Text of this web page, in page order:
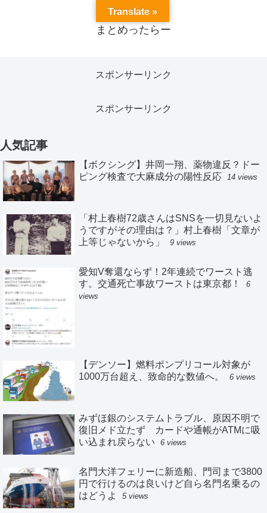
まとめったらー
スポンサーリンク
スポンサーリンク
人気記事
【ボクシング】井岡一翔、薬物違反？ドー
ピング検査で大麻成分の陽性反応
14 views
「村上春樹72歳さんはSNSを一切見ないよ
うですがその理由は？」村上春樹「文章が
上等じゃないから」
9 views
愛知V奪還ならず！2年連続でワースト逃
す。交通死亡事故ワーストは東京都！
6
views
【デンソー】燃料ポンプリコール対象が
1000万台超え、致命的な数値へ。
6 views
みずほ銀のシステムトラブル、原因不明で
復旧メド立たず カードや通帳がATMに吸
い込まれ戻らない
6 views
名門大洋フェリーに新造船、門司まで3800
円で行けるのは良いけど自ら名門名乗るの
はどうよ
5 views
Translate »